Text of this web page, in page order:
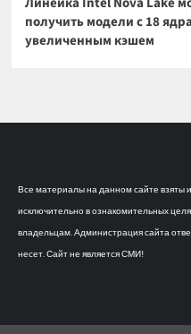
получить модели с 18
увеличенным кэшем
Все материалы на данном сайте взяты
исключительно в ознакомительных
владельцам. Администрация сайта
несет. Сайт не является СМИ!